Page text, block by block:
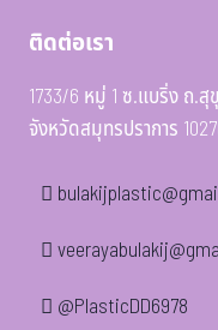
ติดต่อเรา
1733/6 หมู่ 1 ซ.แบริ่ง ถ.สุ
จังหวัดสมุทรปราการ
@PlasticDD6978